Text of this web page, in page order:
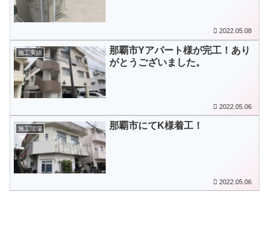
2022.05.08
施工実績
那覇市Yアパート様が完工！あり
がとうございました。
2022.05.06
施工現場 那覇市にてK様着工！
2022.05.06